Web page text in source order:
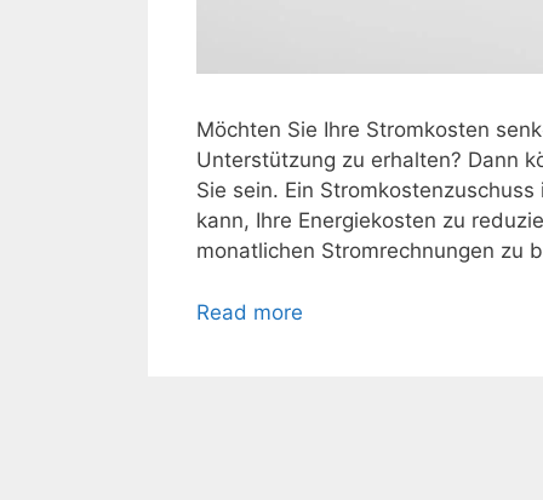
Möchten Sie Ihre Stromkosten
Unterstützung zu erhalten? Dann
Sie sein. Ein
kann, Ihre Energiekosten zu
monatlichen Stromrechnungen zu
Read more